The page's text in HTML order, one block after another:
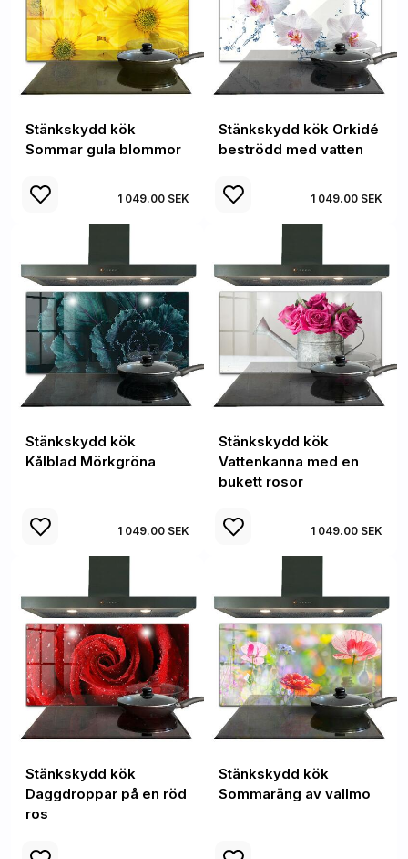
Stänkskydd kök
Sommar gula blommor
1 049.00 SEK
Stänkskydd kök Orkidé
beströdd med vatten
1 049.00 SEK
Stänkskydd kök
Kålblad Mörkgröna
1 049.00 SEK
Stänkskydd kök
Vattenkanna med en
bukett rosor
1 049.00 SEK
Stänkskydd kök
Daggdroppar på en röd
ros
Stänkskydd kök
Sommaräng av vallmo